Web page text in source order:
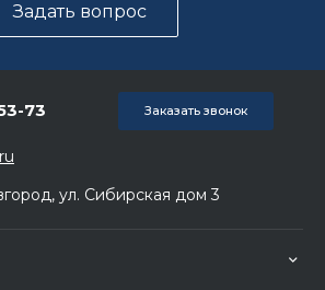
Задать вопрос
73 Заказать звонок
ул. Сибирская дом 3